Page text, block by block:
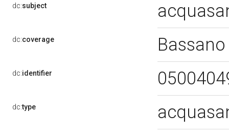
dc:subject
dc:coverage
dc:identifier
dc:type